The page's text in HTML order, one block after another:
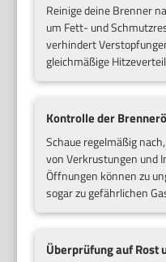
Reinige deine Brenner
um Fett- und
verhindert
gleichmäßige
Kontrolle der
Schaue regelmäßig
von Verkrustungen und
Öffnungen können zu
sogar zu gefährlichen
Überprüfung auf Rost